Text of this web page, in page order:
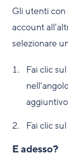
Gli utenti con
account
selezionare
Fai clic
Fai clic
E adesso?